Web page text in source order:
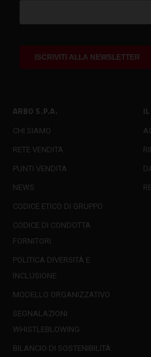
ARBO S.P.A.
CHI SIAMO
RETE VENDITA
PUNTI VENDITA
NEWS
CODICE ETICO DI GRUPPO
CODICE DI CONDOTTA
FORNITORI
POLITICA DIVERSITÀ E
INCLUSIONE
MODELLO ORGANIZZATIVO
SEGNALAZIONI
WHISTLEBLOWING
BILANCIO DI SOSTENIBILITÀ